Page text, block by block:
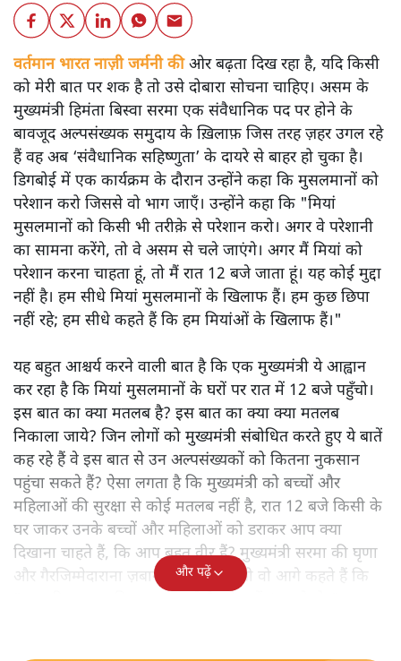
वर्तमान भारत नाज़ी जर्मनी कीओर बढ़ता दिख रहा है, यदि किसी
को मेरी बात पर शक है तो उसे दोबारा सोचना चाहिए। असम के
मुख्यमंत्री हिमंता बिस्वा सरमा एक संवैधानिक पद पर होने के
बावजूद अल्पसंख्यक समुदाय के ख़िलाफ़ जिस तरह ज़हर उगल रहे
हैं वह अब ‘संवैधानिक सहिष्णुता’ के दायरे से बाहर हो चुका है।
डिगबोई में एक कार्यक्रम के दौरान उन्होंने कहा कि मुसलमानों को
परेशान करो जिससे वो भाग जाएँ। उन्होंने कहा कि "मियां
मुसलमानों को किसी भी तरीक़े से परेशान करो। अगर वे परेशानी
का सामना करेंगे, तो वे असम से चले जाएंगे। अगर मैं मियां को
परेशान करना चाहता हूं, तो मैं रात 12 बजे जाता हूं। यह कोई मुद्दा
नहीं है। हम सीधे मियां मुसलमानों के खिलाफ हैं। हम कुछ छिपा
नहीं रहे; हम सीधे कहते हैं कि हम मियांओं के खिलाफ हैं।"
यह बहुत आश्चर्य करने वाली बात है कि एक मुख्यमंत्री ये आह्वान
कर रहा है कि मियांं मुसलमानों के घरों पर रात में 12 बजे पहुँचो।
इस बात का क्या मतलब है? इस बात का क्या क्या मतलब
निकाला जाये? जिन लोगों को मुख्यमंत्री संबोधित करते हुए ये बातें
कह रहे हैं वे इस बात से उन अल्पसंख्यकों को कितना नुकसान
पहुंचा सकते हैं? ऐसा लगता है कि मुख्यमंत्री को बच्चों और
महिलाओं की सुरक्षा से कोई मतलब नहीं है, रात 12 बजे किसी के
घर जाकर उनके बच्चों और महिलाओं को डराकर आप क्या
दिखाना चाहते हैं, कि आप बहुत वीर हैं? मुख्यमंत्री सरमा की घृणा
और गैरजिम्मेदाराना ज़बान यहीं नहीं रुकती वो आगे कहते हैं कि
और पढ़ें